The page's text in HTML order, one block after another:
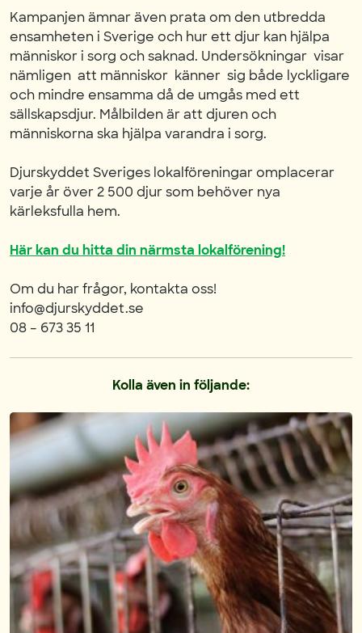
Kampanjen ämnar även prata om den utbredda
ensamheten i Sverige och hur ett djur kan hjälpa
människor i sorg och saknad. Undersökningar visar
nämligen att människor känner sig både lyckligare
och mindre ensamma då de umgås med ett
sällskapsdjur. Målbilden är att djuren och
människorna ska hjälpa varandra i sorg.
Djurskyddet Sveriges lokalföreningar omplacerar
varje år över 2 500 djur som behöver nya
kärleksfulla hem.
Här kan du hitta din närmsta lokalförening!
Om du har frågor, kontakta oss!
info@djurskyddet.se
08 – 673 35 11
Kolla även in följande: